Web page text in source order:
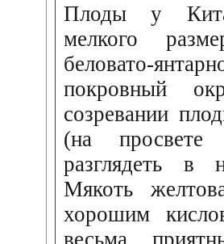
Плоды у
мелкого
беловато-
покровный
созревании
(на
разглядеть в
Мякоть
хорошим
весьма